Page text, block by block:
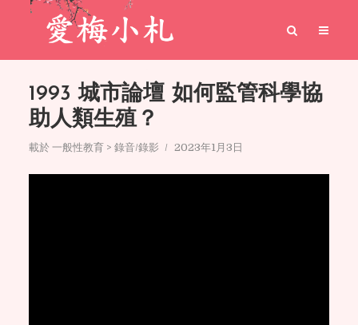
1993 城市論壇 如何監管科學協
助人類生殖？
載於 一般性教育 > 錄音/錄影 2023年1月3日